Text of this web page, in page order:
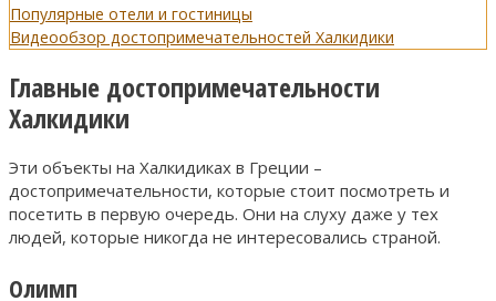
Популярные отели и гостиницы
Видеообзор достопримечательностей Халкидики
Главные достопримечательности
Халкидики
Эти объекты на Халкидиках в Греции –
достопримечательности, которые стоит посмотреть и
посетить в первую очередь. Они на слуху даже у тех
людей, которые никогда не интересовались страной.
Олимп